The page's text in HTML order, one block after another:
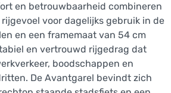
en betrouwbaarheid combineren
voor dagelijks gebruik in de
en een framemaat van 54 cm
en vertrouwd rijgedrag dat
boodschappen en
De Avantgarel bevindt zich